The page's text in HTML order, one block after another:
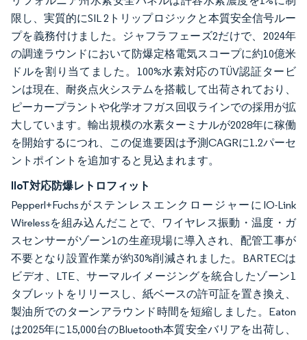
限し、実質的にSIL 2トリップロジックと本質安全信号ルー
プを義務付けました。ジャフラフェーズ2だけで、2024年
の調達ラウンドにおいて防爆定格電気スコープに約10億米
ドルを割り当てました。100%水素対応のTÜV認証タービ
ンは現在、耐炎点火システムを搭載して出荷されており、
ピーカープラントや化学オフガス回収ラインでの採用が拡
大しています。輸出規模の水素ターミナルが2028年に稼働
を開始するにつれ、この促進要因は予測CAGRに1.2パーセ
ントポイントを追加すると見込まれます。
IIoT対応防爆レトロフィット
Pepperl+FuchsがステンレスエンクロージャーにIO-Link
Wirelessを組み込んだことで、ワイヤレス振動・温度・ガ
スセンサーがゾーン1の生産現場に導入され、配管工事が
不要となり設置作業が約30%削減されました。BARTECは
ビデオ、LTE、サーマルイメージングを統合したゾーン1
タブレットをリリースし、紙ベースの許可証を置き換え、
製油所でのターンアラウンド時間を短縮しました。Eaton
は2025年に15,000台のBluetooth本質安全バリアを出荷し、